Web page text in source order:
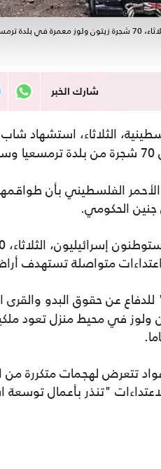
جيتي
شارك الخبر
الثلاثاء، استشهاد
الحكومي.
متواصلة تستهدف
عن حقوق البدو
زيتون ولوز في محيط منزل
تتعرض لهجمات متكررة
"تنذر بأعمال